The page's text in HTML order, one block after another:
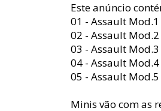
Este anúncio
01 - Assault
02 - Assault
03 - Assault
04 - Assault
05 - Assault
Minis vão com as